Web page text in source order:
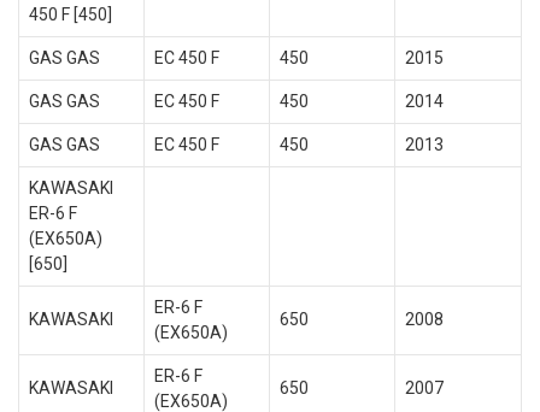
450 F [450]
GAS GAS EC 450 F 450 2015
GAS GAS EC 450 F 450 2014
GAS GAS EC 450 F 450 2013
KAWASAKI
ER-6 F
(EX650A)
[650]
KAWASAKI
ER-6 F
(EX650A)
650 2008
KAWASAKI
ER-6 F
(EX650A)
650 2007